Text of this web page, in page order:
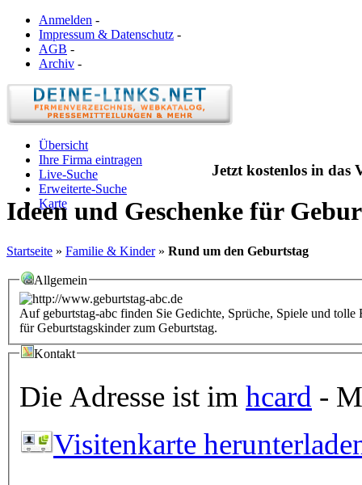
Anmelden -
Impressum & Datenschutz -
AGB -
Archiv -
Übersicht
Ihre Firma eintragen
Live-Suche
Erweiterte-Suche
Karte
Jetzt kostenlos in das
Ideen und Geschenke für
Startseite » Familie & Kinder» Rund um den Geburtstag
Allgemein
Auf geburtstag-abc finden Sie Gedichte, Sprüche, Spiele und tolle
für Geburtstagskinder zum Geburtstag.
Kontakt
Die Adresse ist im hcard -
Visitenkarte